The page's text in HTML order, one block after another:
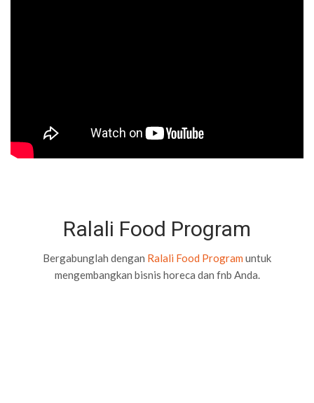
Ralali Food Program
Bergabunglah dengan Ralali Food Program untuk
mengembangkan bisnis horeca dan fnb Anda.